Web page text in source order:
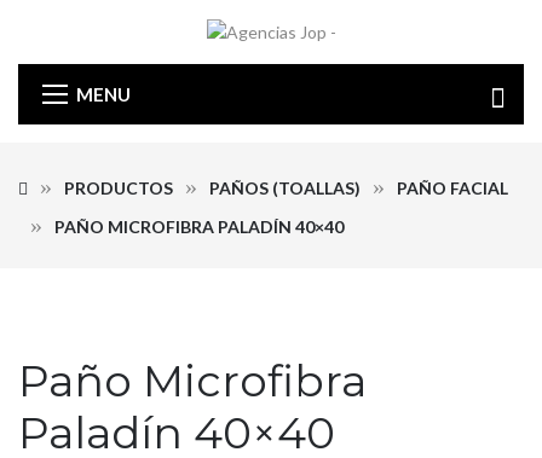
MENU
PRODUCTOS PAÑOS (TOALLAS)
PAÑO FACIAL
PAÑO MICROFIBRA PALADÍN 40×40
Paño Microfibra
Paladín 40×40